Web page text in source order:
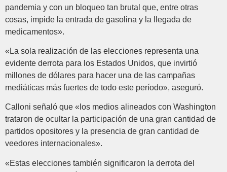
pandemia y con un bloqueo tan brutal que, entre otras
cosas, impide la entrada de gasolina y la llegada de
medicamentos».
«La sola realización de las elecciones representa una
evidente derrota para los Estados Unidos, que invirtió
millones de dólares para hacer una de las campañas
mediáticas más fuertes de todo este período», aseguró.
Calloni señaló que «los medios alineados con Washington
trataron de ocultar la participación de una gran cantidad de
partidos opositores y la presencia de gran cantidad de
veedores internacionales».
«Estas elecciones también significaron la derrota del